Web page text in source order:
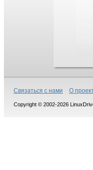
Связаться с нами О
Copyright © 2002-2026